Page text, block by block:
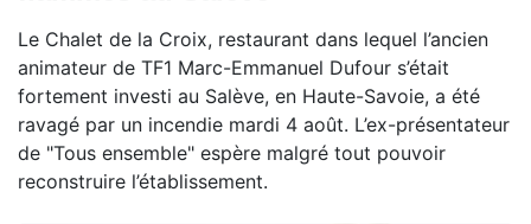
Le Chalet de la Croix, restaurant dans lequel l’ancien
animateur de TF1 Marc-Emmanuel Dufour s’était
fortement investi au Salève, en Haute-Savoie, a été
ravagé par un incendie mardi 4 août. L’ex-présentateur
de "Tous ensemble" espère malgré tout pouvoir
reconstruire l’établissement.